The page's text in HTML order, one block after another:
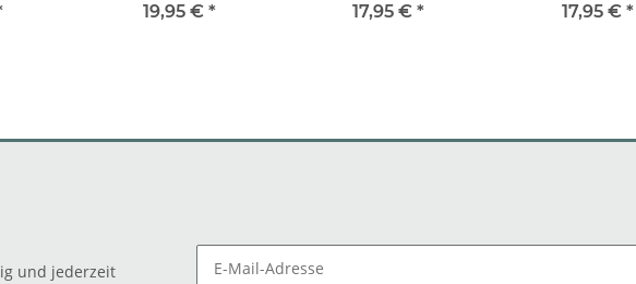
19,95 € *
17,95 € *
17,95 € *
und jederzeit